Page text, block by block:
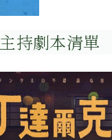
主持劇本清單